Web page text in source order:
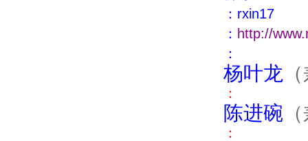
： rxin17
： http://
：
杨叶龙
：
陈进碗
：